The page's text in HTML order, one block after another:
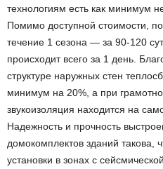
технологиям есть как минимум
Помимо доступной стоимости,
течение 1 сезона — за 90-120
происходит всего за 1 день.
структуре наружных стен
минимум на 20%, а при
звукоизоляция находится на
Надежность и прочность
домокомплектов зданий такова,
установки в зонах с